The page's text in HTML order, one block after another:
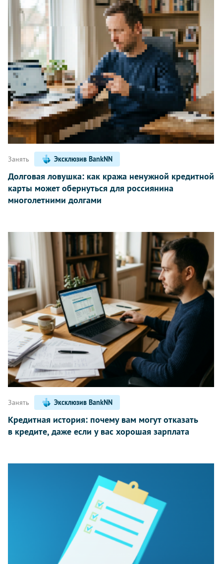
Занять Эксклюзив BankNN
Долговая ловушка: как кража ненужной кредитной
карты может обернуться для россиянина
многолетними долгами
Занять Эксклюзив BankNN
Кредитная история: почему вам могут отказать
в кредите, даже если у вас хорошая зарплата